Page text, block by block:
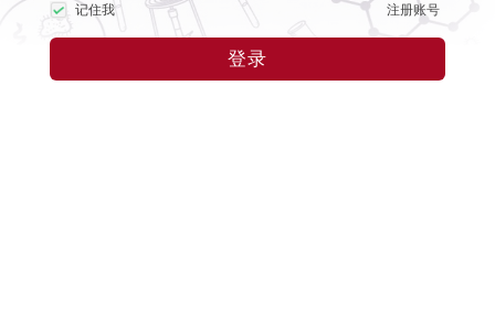
记住我 注册账号